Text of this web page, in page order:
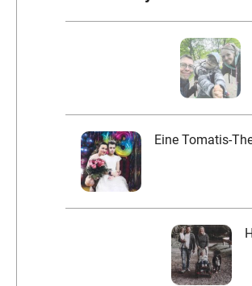
Eine Tomatis-